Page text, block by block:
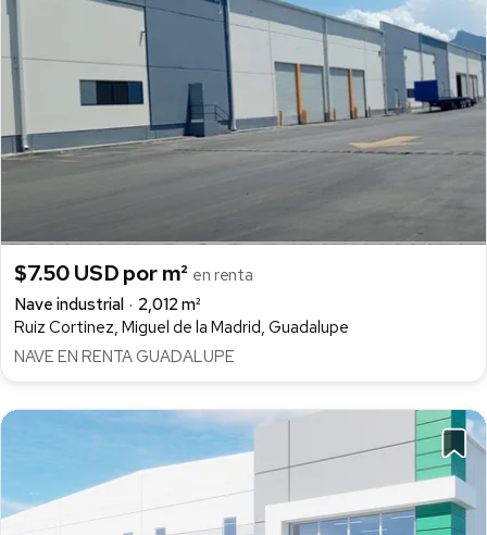
$7.50 USD por m² en renta
Nave industrial
2,012 m²
Ruiz Cortinez, Miguel de la Madrid, Guadalupe
NAVE EN RENTA GUADALUPE